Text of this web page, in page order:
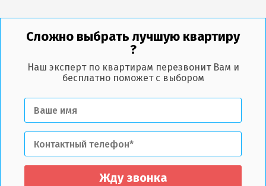
Сложно выбрать лучшую квартиру
?
Наш эксперт по квартирам перезвонит Вам и
бесплатно поможет с выбором
Жду звонка